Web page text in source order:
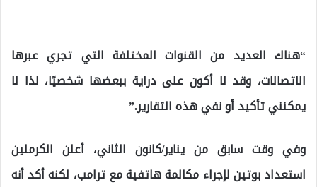
“هناك العديد من القنوات المختلفة التي تجري عبرها
الاتصالات، وقد لا أكون على دراية ببعضها شخصيًا، لذا لا
يمكنني تأكيد أو نفي هذه التقارير.”
وفي وقت سابق من يناير/كانون الثاني، أعلن الكرملين
استعداد بوتين لإجراء مكالمة هاتفية مع ترامب، لكنه أكد أنه